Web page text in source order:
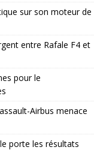
sur son moteur de
entre Rafale F4 et
pour le
Airbus menace
porte les résultats